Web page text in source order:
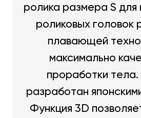
ролика размера S
роликовых головок
плавающей
максимально
проработки
разработан
Функция 3D